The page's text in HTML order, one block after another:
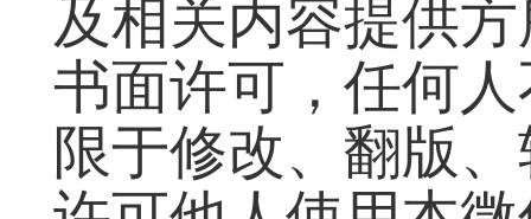
及相关内容提供
书面许可，任何
限于修改、翻版
网友评论仅供其表达个人看法，并不表明本网同意其观点或证实其描